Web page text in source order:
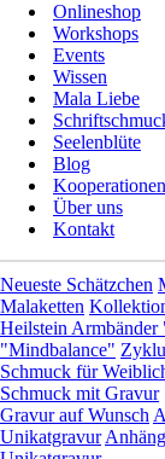
Onlineshop
Workshops
Events
Wissen
Mala Liebe
Seelenblüte
Blog
Kooperationen
Über uns
Kontakt
Neueste Schätzchen
Malaketten
Heilstein Armbänder
"Mindbalance"
Schmuck für
Schmuck mit Gravur
Gravur auf Wunsch
Unikatgravur